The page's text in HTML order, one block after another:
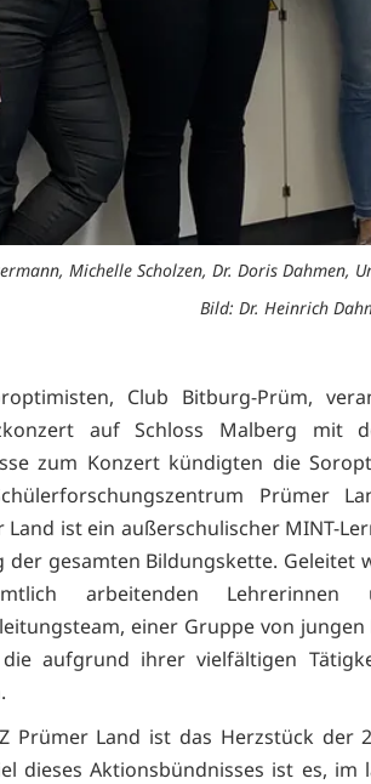
Michelle Scholzen, Dr. Doris
Bild: Dr. Heinrich
Club Bitburg-Prüm,
auf Schloss Malberg mit
zum Konzert kündigten die
Prümer
Land ist ein außerschulischer MINT-
der gesamten Bildungskette. Geleitet
arbeitenden
einer Gruppe von
die aufgrund ihrer vielfältigen
Prümer Land ist das Herzstück der
dieses Aktionsbündnisses ist es,